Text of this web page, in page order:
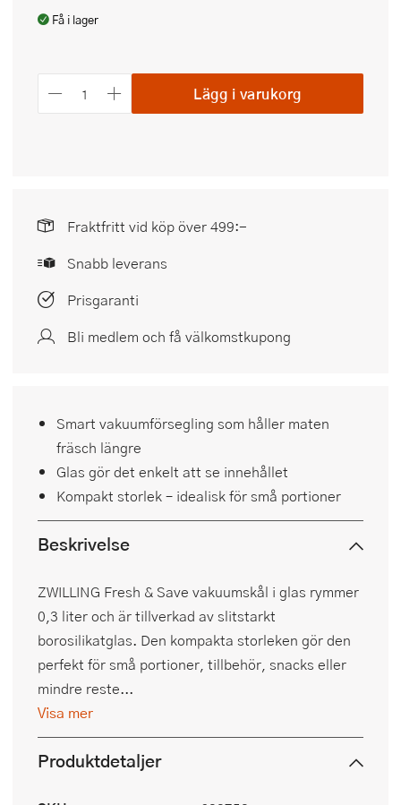
Få i lager
Lägg i varukorg
Fraktfritt vid köp över 499:-
Snabb leverans
Prisgaranti
Bli medlem och få välkomstkupong
Smart vakuumförsegling som håller maten
fräsch längre
Glas gör det enkelt att se innehållet
Kompakt storlek – idealisk för små portioner
Beskrivelse
ZWILLING Fresh & Save vakuumskål i glas rymmer
0,3 liter och är tillverkad av slitstarkt
borosilikatglas. Den kompakta storleken gör den
perfekt för små portioner, tillbehör, snacks eller
mindre reste...
Visa mer
Produktdetaljer